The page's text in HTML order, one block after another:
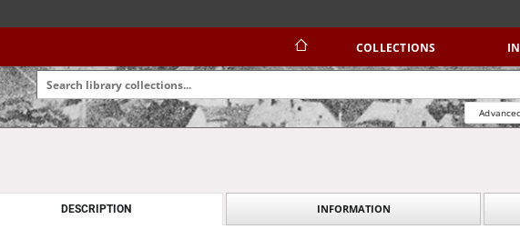
COLLECTIONS
DESCRIPTION INFORMATION